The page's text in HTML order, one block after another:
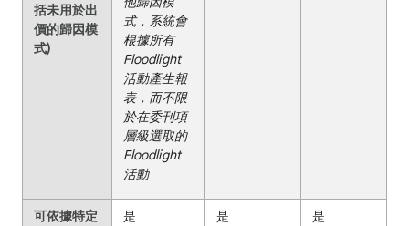
括未用於出
價的歸因模
式)
式，系統會
根據所有
Floodlight
活動產生報
表，而不限
於在委刊項
層級選取的
Floodlight
活動
可依據特定
是
是
是